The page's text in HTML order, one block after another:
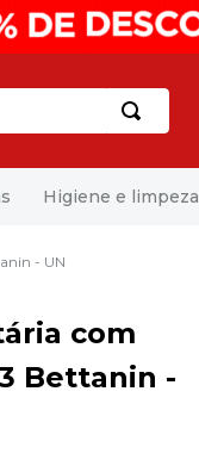
Higiene e limpeza
- UN
com
Bettanin -